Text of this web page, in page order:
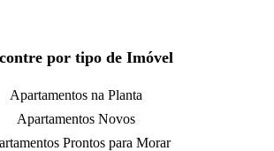
por tipo de Imóvel
Apartamentos na Planta
Apartamentos Novos
Prontos para Morar